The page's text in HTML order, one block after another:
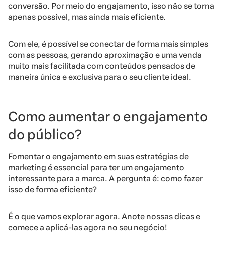
conversão. Por meio do engajamento, isso não se torna
apenas possível, mas ainda mais eficiente.
Com ele, é possível se conectar de forma mais simples
com as pessoas, gerando aproximação e uma venda
muito mais facilitada com conteúdos pensados de
maneira única e exclusiva para o seu cliente ideal.
Como aumentar o engajamento
do público?
Fomentar o engajamento em suas estratégias de
marketing é essencial para ter um engajamento
interessante para a marca. A pergunta é: como fazer
isso de forma eficiente?
É o que vamos explorar agora. Anote nossas dicas e
comece a aplicá-las agora no seu negócio!